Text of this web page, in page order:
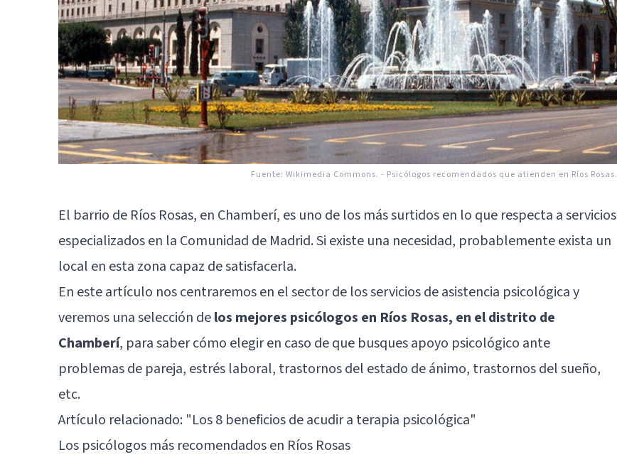
Fuente: Wikimedia Commons. - Psicólogos recomendados que atienden en Ríos Rosas.
El barrio de Ríos Rosas, en Chamberí, es uno de los más surtidos en lo que respecta a servicios
especializados en la Comunidad de Madrid. Si existe una necesidad, probablemente exista un
local en esta zona capaz de satisfacerla.
En este artículo nos centraremos en el sector de los servicios de asistencia psicológica y
veremos una selección delos mejores psicólogos en Ríos Rosas, en el distrito de
Chamberí, para saber cómo elegir en caso de que busques apoyo psicológico ante
problemas de pareja, estrés laboral, trastornos del estado de ánimo, trastornos del sueño,
etc.
Artículo relacionado: "Los 8 beneficios de acudir a terapia psicológica"
Los psicólogos más recomendados en Ríos Rosas